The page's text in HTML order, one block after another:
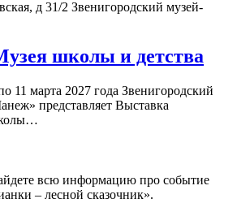
д 31/2 Звенигородский музей-
школы и детства
11 марта 2027 года Звенигородский
представляет Выставка
всю информацию про событие
– лесной сказочник».